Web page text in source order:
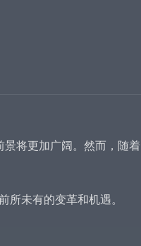
景将更加广阔。然而，随着
所未有的变革和机遇。